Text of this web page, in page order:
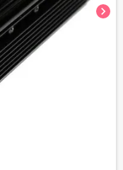
chevron_right